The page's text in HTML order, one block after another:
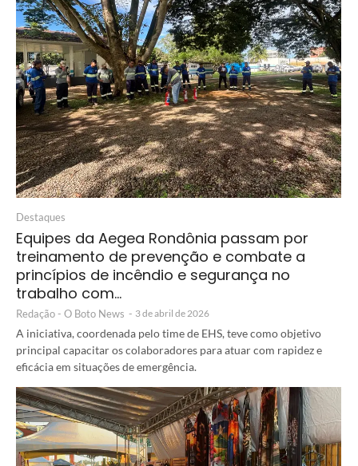
Destaques
Equipes da Aegea Rondônia passam por
treinamento de prevenção e combate a
princípios de incêndio e segurança no
trabalho com…
Redação - O Boto News - 3 de abril de 2026
A iniciativa, coordenada pelo time de EHS, teve como objetivo
principal capacitar os colaboradores para atuar com rapidez e
eficácia em situações de emergência.